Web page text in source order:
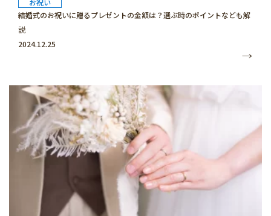
結婚式のお祝いに贈るプレゼントの金額は？選ぶ時のポイントなども解
説
2024.12.25